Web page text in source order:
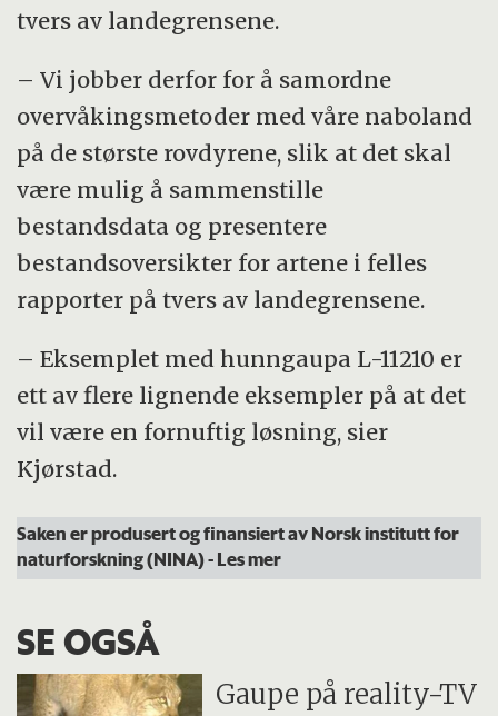
tvers av landegrensene.
– Vi jobber derfor for å samordne
overvåkingsmetoder med våre naboland
på de største rovdyrene, slik at det skal
være mulig å sammenstille
bestandsdata og presentere
bestandsoversikter for artene i felles
rapporter på tvers av landegrensene.
– Eksemplet med hunngaupa L-11210 er
ett av flere lignende eksempler på at det
vil være en fornuftig løsning, sier
Kjørstad.
Saken er produsert og finansiert av Norsk institutt for
naturforskning (NINA)- Les mer
SE OGSÅ
Gaupe på reality-TV